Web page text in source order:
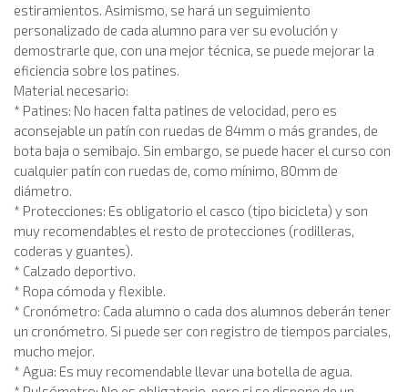
estiramientos. Asimismo, se hará un seguimiento
personalizado de cada alumno para ver su evolución y
demostrarle que, con una mejor técnica, se puede mejorar la
eficiencia sobre los patines.
Material necesario:
* Patines: No hacen falta patines de velocidad, pero es
aconsejable un patín con ruedas de 84mm o más grandes, de
bota baja o semibajo. Sin embargo, se puede hacer el curso con
cualquier patín con ruedas de, como mínimo, 80mm de
diámetro.
* Protecciones: Es obligatorio el casco (tipo bicicleta) y son
muy recomendables el resto de protecciones (rodilleras,
coderas y guantes).
* Calzado deportivo.
* Ropa cómoda y flexible.
* Cronómetro: Cada alumno o cada dos alumnos deberán tener
un cronómetro. Si puede ser con registro de tiempos parciales,
mucho mejor.
* Agua: Es muy recomendable llevar una botella de agua.